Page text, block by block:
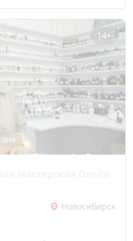
истории первых
старого Новосибирска.
14+
дня
Новосибирск